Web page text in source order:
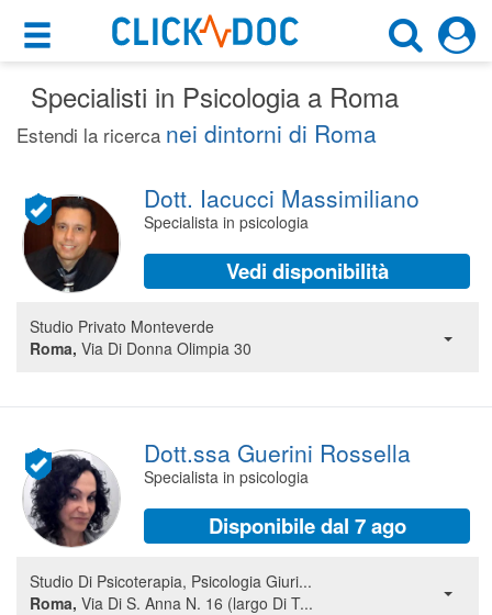
×
Motore di ricerca
×
Cerca uno specialista
Roma (RM)
Cosa possiamo offrirti
Prenota una visita
Ricerca specialisti
Consulti online
(su medicitalia.it)
Prenotazioni online
Planner e rubrica in cloud
Segreteria virtuale
Specialisti in Psicologia a Roma
Estendi la ricerca nei dintorni di Roma
Dott. Iacucci Massimiliano
Specialista in psicologia
Vedi disponibilità
Studio Privato Monteverde
Roma, Via Di Donna Olimpia 30
Dott.ssa Guerini Rossella
Specialista in psicologia
Disponibile dal 7 ago
Studio Di Psicoterapia, Psicologia Giuri...
Roma, Via Di S. Anna N. 16 (largo Di T...